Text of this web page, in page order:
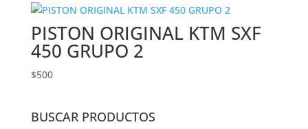
PISTON ORIGINAL KTM SXF
450 GRUPO 2
$500
BUSCAR PRODUCTOS